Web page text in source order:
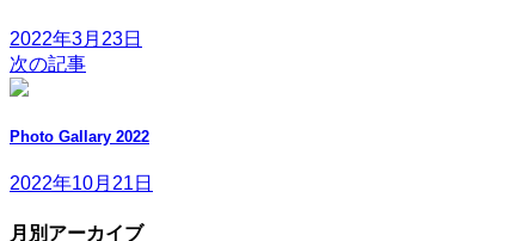
2022年3月23日
次の記事
Photo Gallary 2022
2022年10月21日
月別アーカイブ